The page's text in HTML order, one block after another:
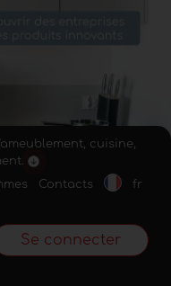
cuisine,
Contacts fr
Se connecter